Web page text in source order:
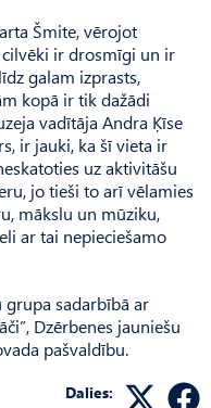
Šmite, vērojot
cilvēki ir drosmīgi un ir
galam izprasts,
kopā ir tik dažādi
vadītāja Andra Ķīse
ir jauki, ka šī vieta ir
uz aktivitāšu
jo tieši to arī vēlamies
mākslu un mūziku,
ar tai nepieciešamo
sadarbībā ar
Dzērbenes jauniešu
paš­valdību.
Dalies: